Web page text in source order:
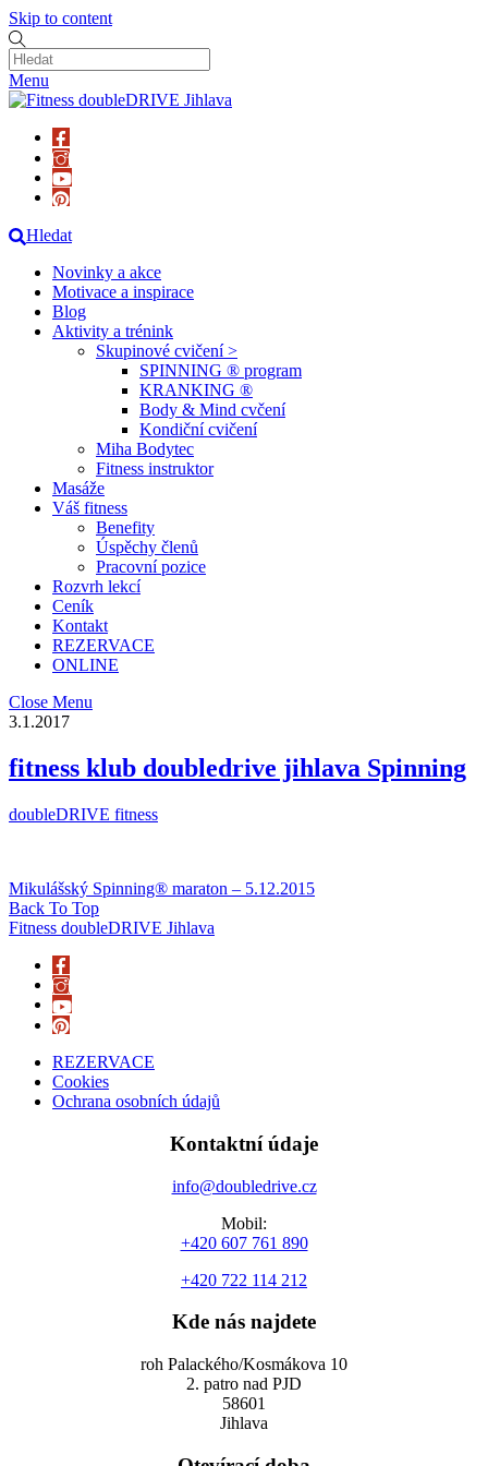
Skip to content
Menu
Hledat
Novinky a akce
Motivace a inspirace
Blog
Aktivity a trénink
Skupinové cvičení >
SPINNING ® program
KRANKING ®
Body & Mind cvčení
Kondiční cvičení
Miha Bodytec
Fitness instruktor
Masáže
Váš fitness
Benefity
Úspěchy členů
Pracovní pozice
Rozvrh lekcí
Ceník
Kontakt
REZERVACE
ONLINE
Close Menu
3.1.2017
fitness klub doubledrive jihlava Spinning
doubleDRIVE fitness
Mikulášský Spinning® maraton – 5.12.2015
Back To Top
Fitness doubleDRIVE Jihlava
REZERVACE
Cookies
Ochrana osobních údajů
Kontaktní údaje
info@doubledrive.cz
Mobil:
+420 607 761 890
+420 722 114 212
Kde nás najdete
roh Palackého/Kosmákova 10
2. patro nad PJD
58601
Jihlava